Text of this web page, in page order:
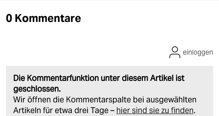
0 Kommentare
Die Kommentarfunktion unter diesem Artikel ist
geschlossen.
Wir öffnen die Kommentarspalte bei ausgewählten
Artikeln für etwa drei Tage – hier sind sie zu finden.
einloggen